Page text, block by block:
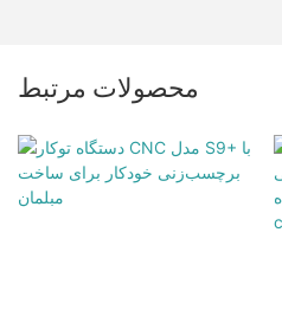
محصولات مرتبط